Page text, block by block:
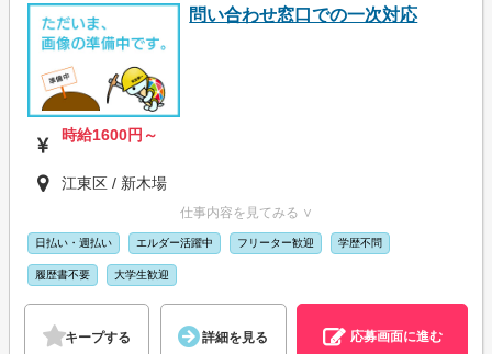
問い合わせ窓口での一次対応
時給1600円～
江東区 / 新木場
仕事内容を見てみる ∨
日払い・週払い エルダー活躍中 フリーター歓迎 学歴不問
履歴書不要 大学生歓迎
キープする 詳細を見る 応募画面に進む